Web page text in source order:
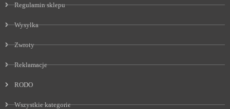
Regulamin sklepu
Wysyłka
Zwroty
Reklamacje
RODO
Wszystkie kategorie